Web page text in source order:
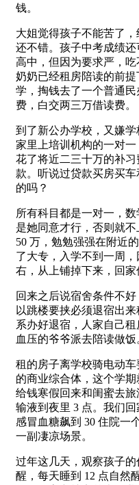
钱。
大姐觉得孩子不能苦了
还不错。孩子中考成绩
高中，但因为要求严，
奶奶已经租房陪读的前
学，掏钱去了一个普通
费，白交两三万借读费。
到了新公办学校，又嫌
家里上培训机构的一对
花了将近二三十万的补
款。听说过贷款买房买
的吗？
所有科目都是一对一，
是她同意才行，否则就
50 万，勉勉强强在附近
了大专，入学不到一周
右，从上铺掉下来，回家
回来之后说宿舍条件不
以跳楼要挟必须退宿出
系办好退宿，人家自己
血压的爷爷派去陪读做饭
租的房子离学校骑电动
的商业综合体，这个学
给钱寒假回来和闺蜜去
输液到夜里 3 点。我们
感冒血糖飙到 30 住院一
一副凄凉场景。
过年这几天，观察孩子
醒，每天睡到 12 点自然